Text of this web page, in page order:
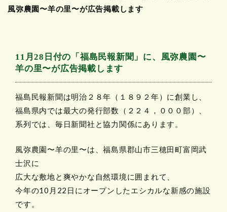
風弥農園〜羊の里〜が広告掲載します
11月28日付の「福島民報新聞」に、風弥農園〜
羊の里〜が広告掲載します
福島民報新聞は明治２８年（１８９２年）に創業し、
福島県内では最大の発行部数（２２４，０００部）、
系列では、毎日新聞社と協力関係にあります。
風弥農園〜羊の里〜は、福島県郡山市三穂田町富岡武
士沢に
広大な敷地と爽やかな自然環境に囲まれて、
今年の10月22日にオープンしたエシカルな新感の施設
です。